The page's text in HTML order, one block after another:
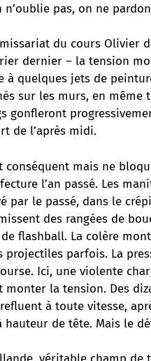
n’oublie pas, on ne
du cours Olivier
dernier – la tension
à quelques jets de
sur les murs, en même
gonfleront
de l’après midi.
mais ne
l’an passé. Les
par le passé, dans le
des rangées de
flashball. La colère
projectiles parfois. La
Ici, une violente
la tension. Des
à toute vitesse,
hauteur de tête. Mais le